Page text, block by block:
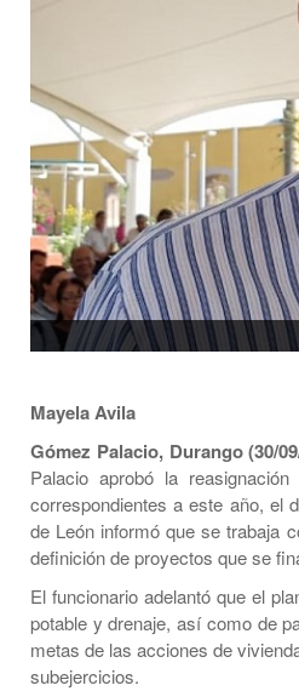
Mayela Avila
Gómez Palacio, Durango (30/
Palacio aprobó la
correspondientes a este año, el
de León informó que se trabaja
definición de proyectos que se
El funcionario adelantó que el
potable y drenaje, así como de
metas de las acciones de
subejercicios.